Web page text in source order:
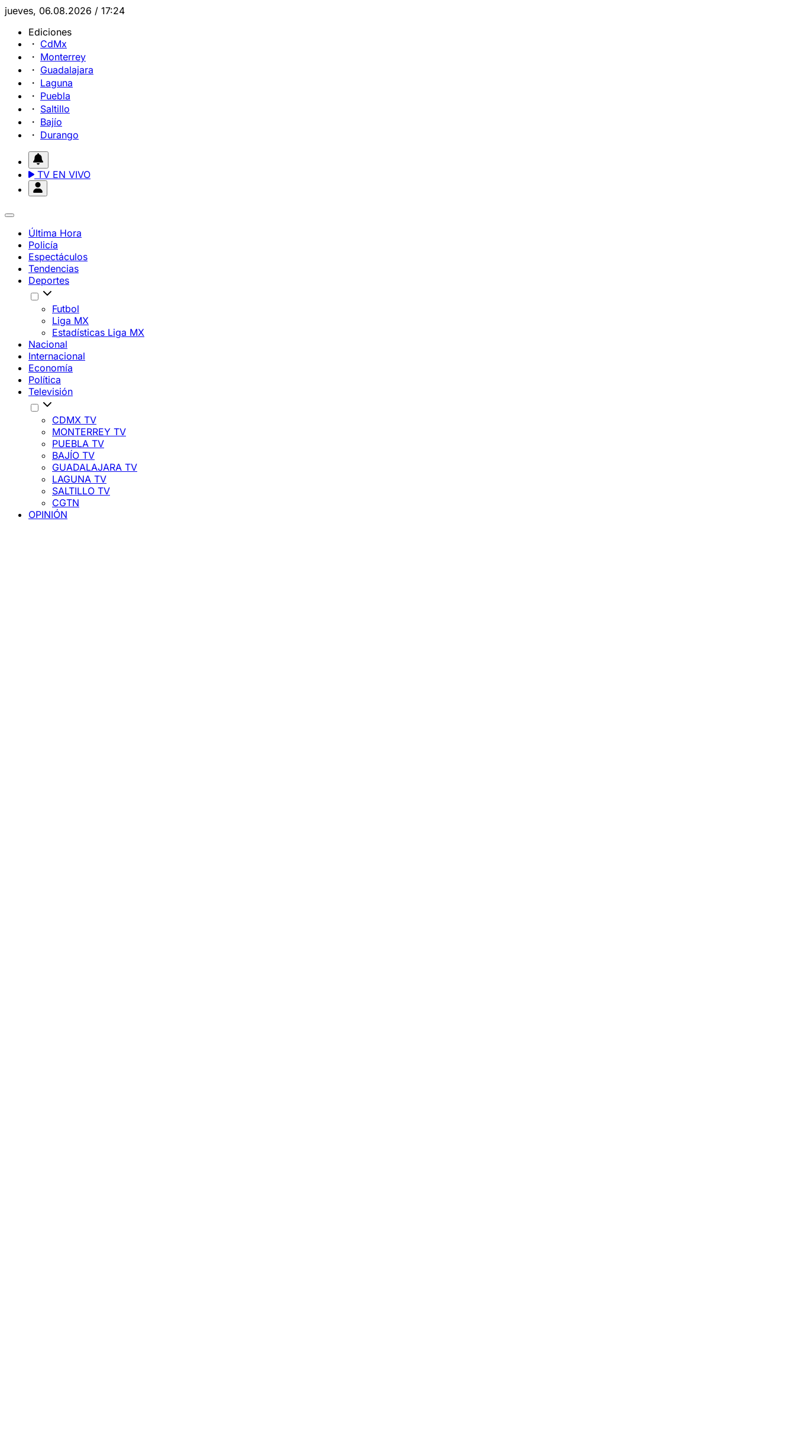
jueves, 06.08.2026 / 17:24
Ediciones
CdMx
Monterrey
Guadalajara
Laguna
Puebla
Saltillo
Bajío
Durango
TV EN VIVO
Última Hora
Policía
Espectáculos
Tendencias
Deportes
Futbol
Liga MX
Estadísticas Liga MX
Nacional
Internacional
Economía
Política
Televisión
CDMX TV
MONTERREY TV
PUEBLA TV
BAJÍO TV
GUADALAJARA TV
LAGUNA TV
SALTILLO TV
CGTN
OPINIÓN